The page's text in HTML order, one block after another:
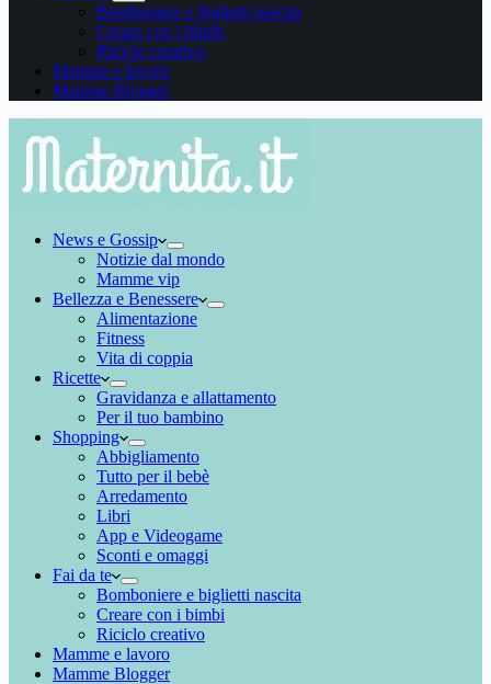
Bomboniere e biglietti nascita
Creare con i bimbi
Riciclo creativo
Mamme e lavoro
Mamme Blogger
News e Gossip
Notizie dal mondo
Mamme vip
Bellezza e Benessere
Alimentazione
Fitness
Vita di coppia
Ricette
Gravidanza e allattamento
Per il tuo bambino
Shopping
Abbigliamento
Tutto per il bebè
Arredamento
Libri
App e Videogame
Sconti e omaggi
Fai da te
Bomboniere e biglietti nascita
Creare con i bimbi
Riciclo creativo
Mamme e lavoro
Mamme Blogger